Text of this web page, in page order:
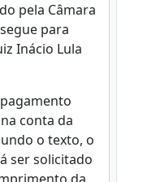
pela Câmara
para
Inácio Lula
conta da
o texto, o
ser solicitado